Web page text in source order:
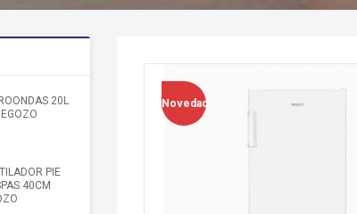
20L
PIE
40CM
TRM34 - TERMO ELECTRICO
30L (34DX58A) ORBEGOZO
Novedad